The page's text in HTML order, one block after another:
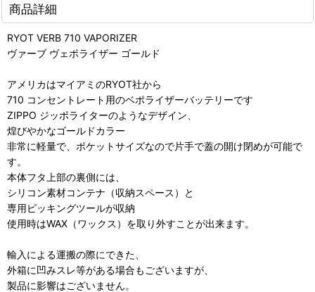
商品詳細
RYOT VERB 710 VAPORIZER
ヴァーブ ヴェポライザー ゴールド
アメリカはマイアミのRYOT社から
710 コンセントレート用のベポライザーバッテリーです
ZIPPO ジッポライターのようなデザイン、
煌びやかなゴールドカラー
非常に軽量で、ポケットサイズなので片手で蓋の開け閉めが可能で
す。
本体フタ上部の裏側には、
シリコン素材コンテナ（収納スペース）と
専用ピッキングツールが収納
使用時はWAX（ワックス）を取り外すことが出来ます。
輸入による運搬の際にできた、
外箱に凹みスレ等がある場合もございますが、
製品に影響はございません。